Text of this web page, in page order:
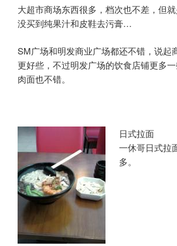
大超市商场东西很多，档次也不差，但
没买到纯果汁和皮鞋去污膏…
SM广场和明发商业广场都还不错，说起
更好些，不过明发广场的饮食店铺更多
肉面也不错。
日式拉面
一休哥日式拉
多。